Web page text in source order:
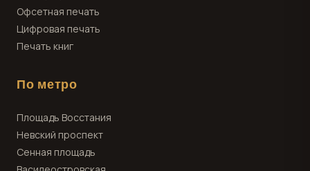
Офсетная печать
Цифровая печать
Печать книг
По метро
Площадь Восстания
Невский проспект
Сенная площадь